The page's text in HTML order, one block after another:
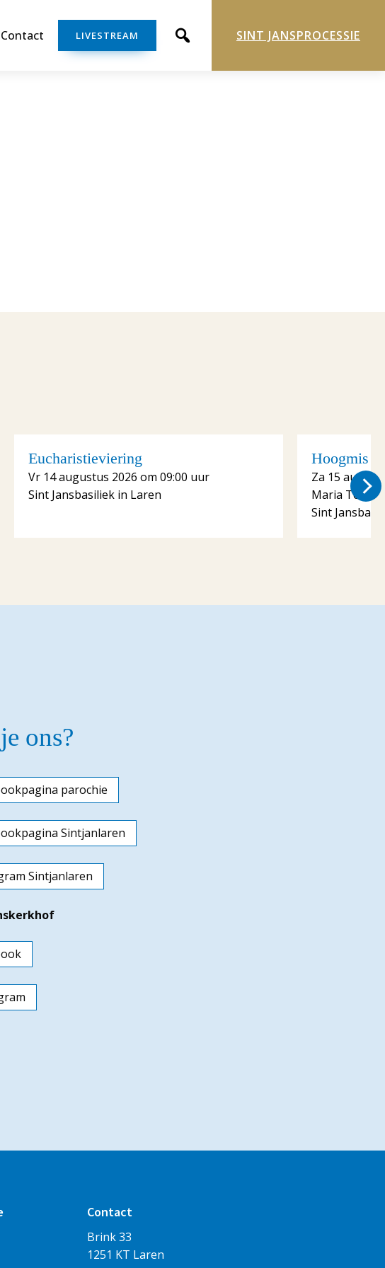
Contact LIVESTREAM SINT JANSPROCESSIE
Eucharistieviering
Vr 14 augustus 2026 om 09:00 uur
Sint Jansbasiliek in Laren
Hoogmis
Za 15
Maria
Sint
ons?
parochie
Sintjanlaren
Sintjanlaren
Contact
Brink 33
1251 KT Laren